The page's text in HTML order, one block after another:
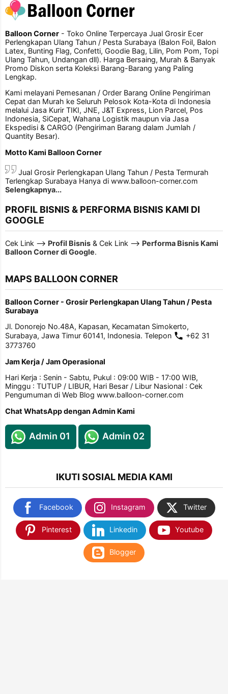
Balloon Corner - Toko Online Terpercaya Jual Grosir Ecer
Perlengkapan Ulang Tahun / Pesta Surabaya (Balon Foil, Balon
Latex, Bunting Flag, Confetti, Goodie Bag, Lilin, Pom Pom, Topi
Ulang Tahun, Undangan dll). Harga Bersaing, Murah & Banyak
Promo Diskon serta Koleksi Barang-Barang yang Paling
Lengkap.
Kami melayani Pemesanan / Order Barang Online Pengiriman
Cepat dan Murah ke Seluruh Pelosok Kota-Kota di Indonesia
melalui Jasa Kurir TIKI, JNE, J&T Express, Lion Parcel, Pos
Indonesia, SiCepat, Wahana Logistik maupun via Jasa
Ekspedisi & CARGO (Pengiriman Barang dalam Jumlah /
Quantity Besar).
Motto Kami Balloon Corner
Jual Grosir Perlengkapan Ulang Tahun / Pesta Termurah
Terlengkap Surabaya Hanya di www.balloon-corner.com
Selengkapnya...
PROFIL BISNIS & PERFORMA BISNIS KAMI DI
GOOGLE
Cek Link --> Profil Bisnis & Cek Link --> Performa Bisnis Kami
Balloon Corner di Google.
MAPS BALLOON CORNER
Balloon Corner - Grosir Perlengkapan Ulang Tahun / Pesta
Surabaya
Jl. Donorejo No.48A, Kapasan, Kecamatan Simokerto,
Surabaya, Jawa Timur 60141, Indonesia. Telepon
+62 31
3773760
Jam Kerja / Jam Operasional
Hari Kerja : Senin - Sabtu, Pukul : 09:00 WIB - 17:00 WIB,
Minggu : TUTUP / LIBUR, Hari Besar / Libur Nasional : Cek
Pengumuman di Web Blog www.balloon-corner.com
Chat WhatsApp dengan Admin Kami
Admin 01 Admin 02
IKUTI SOSIAL MEDIA KAMI
Facebook Instagram Twitter
Pinterest Linkedin Youtube
Blogger